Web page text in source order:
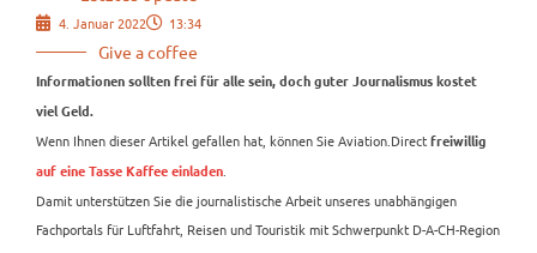
4. Januar 2022 13:34
Give a coffee
Informationen sollten frei für alle sein, doch guter Journalismus kostet
viel Geld.
Wenn Ihnen dieser Artikel gefallen hat, können Sie Aviation.Direct freiwillig
auf eine Tasse Kaffee einladen
Damit unterstützen Sie die journalistische Arbeit unseres unabhängigen
Fachportals für Luftfahrt, Reisen und Touristik mit Schwerpunkt D-A-CH-Region